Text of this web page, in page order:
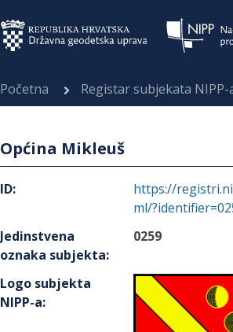
Početna Registar subjekata NIPP-
Općina Mikleuš
ID:
https://
ml/
Jedinstvena
oznaka subjekta:
0259
Logo subjekta
NIPP-a: